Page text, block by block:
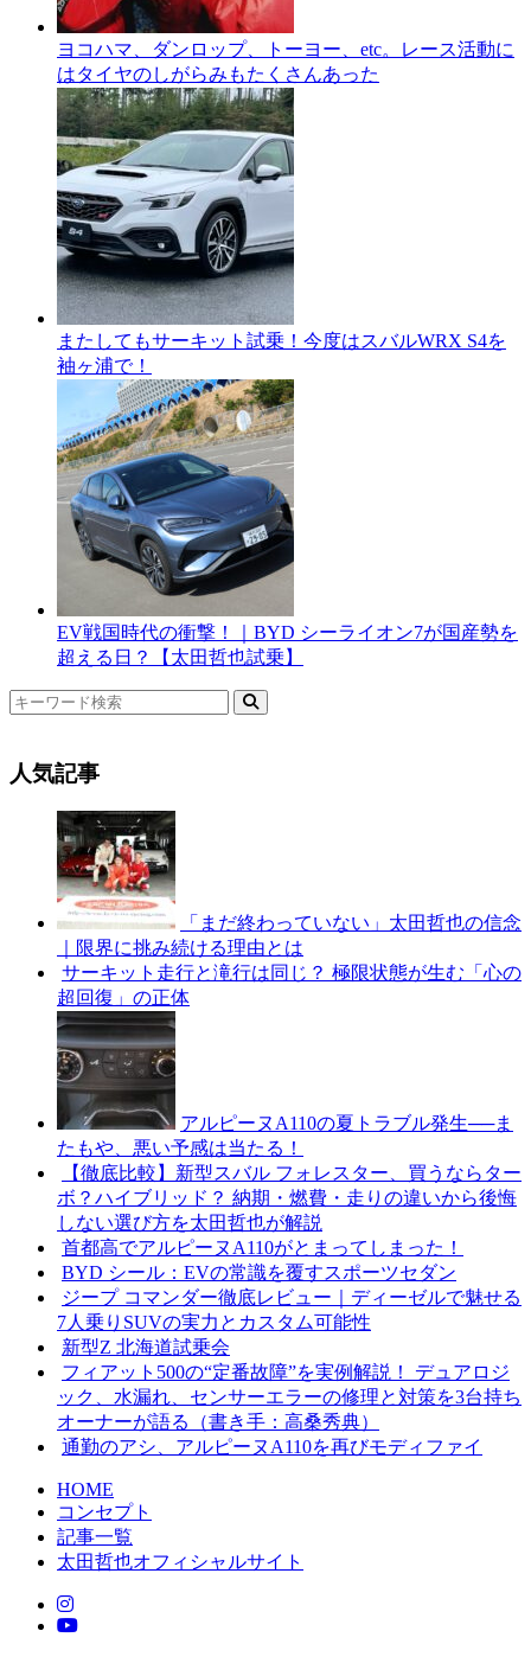
ヨコハマ、ダンロップ、トーヨー、etc。レース活動に
はタイヤのしがらみもたくさんあった
またしてもサーキット試乗！今度はスバルWRX S4を
袖ヶ浦で！
EV戦国時代の衝撃！｜BYD シーライオン7が国産勢を
超える日？【太田哲也試乗】
人気記事
「まだ終わっていない」太田哲也の信念
｜限界に挑み続ける理由とは
サーキット走行と滝行は同じ？ 極限状態が生む「心の
超回復」の正体
アルピーヌA110の夏トラブル発生──ま
たもや、悪い予感は当たる！
【徹底比較】新型スバル フォレスター、買うならター
ボ？ハイブリッド？ 納期・燃費・走りの違いから後悔
しない選び方を太田哲也が解説
首都高でアルピーヌA110がとまってしまった！
BYD シール：EVの常識を覆すスポーツセダン
ジープ コマンダー徹底レビュー｜ディーゼルで魅せる
7人乗りSUVの実力とカスタム可能性
新型Z 北海道試乗会
フィアット500の“定番故障”を実例解説！ デュアロジ
ック、水漏れ、センサーエラーの修理と対策を3台持ち
オーナーが語る（書き手：高桑秀典）
通勤のアシ、アルピーヌA110を再びモディファイ
HOME
コンセプト
記事一覧
太田哲也オフィシャルサイト